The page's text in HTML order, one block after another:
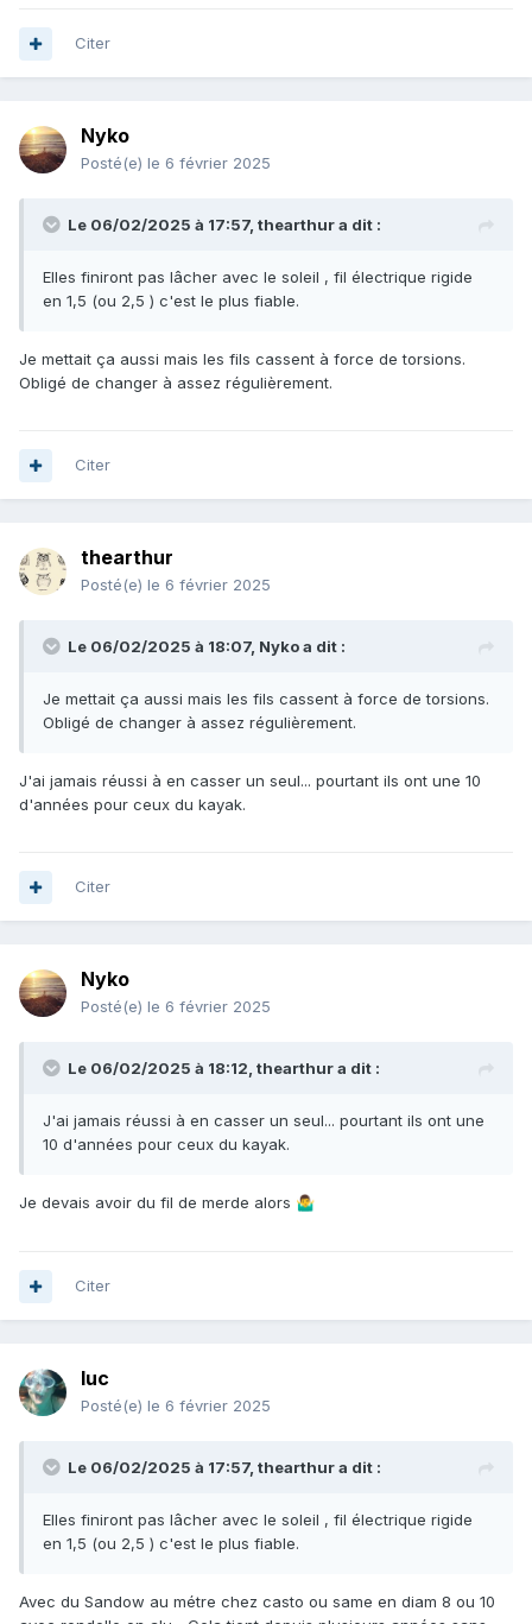
Citer
Nyko
Posté(e) le 6 février 2025
Le 06/02/2025 à 17:57, thearthura dit :
Elles finiront pas lâcher avec le soleil , fil électrique rigide
en 1,5 (ou 2,5 ) c'est le plus fiable.
Je mettait ça aussi mais les fils cassent à force de torsions.
Obligé de changer à assez régulièrement.
Citer
thearthur
Posté(e) le 6 février 2025
Le 06/02/2025 à 18:07, Nykoa dit :
Je mettait ça aussi mais les fils cassent à force de torsions.
Obligé de changer à assez régulièrement.
J'ai jamais réussi à en casser un seul... pourtant ils ont une 10
d'années pour ceux du kayak.
Citer
Nyko
Posté(e) le 6 février 2025
Le 06/02/2025 à 18:12, thearthura dit :
J'ai jamais réussi à en casser un seul... pourtant ils ont une
10 d'années pour ceux du kayak.
Je devais avoir du fil de merde alors 🤷‍♂️
Citer
luc
Posté(e) le 6 février 2025
Le 06/02/2025 à 17:57, thearthura dit :
Elles finiront pas lâcher avec le soleil , fil électrique rigide
en 1,5 (ou 2,5 ) c'est le plus fiable.
Avec du Sandow au métre chez casto ou same en diam 8 ou 10